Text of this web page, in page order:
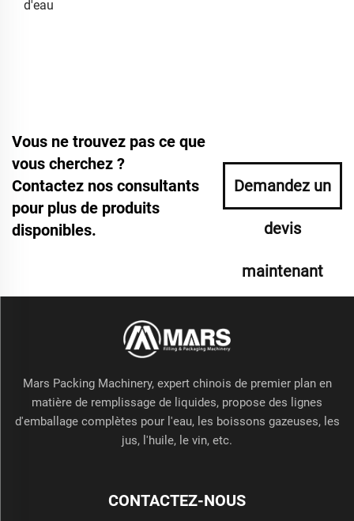
d'eau
Vous ne trouvez pas ce que
vous cherchez ?
Contactez nos consultants
pour plus de produits
disponibles.
Demandez un
devis
maintenant
Mars Packing Machinery, expert chinois de premier plan en
matière de remplissage de liquides, propose des lignes
d'emballage complètes pour l'eau, les boissons gazeuses, les
jus, l'huile, le vin, etc.
CONTACTEZ-NOUS